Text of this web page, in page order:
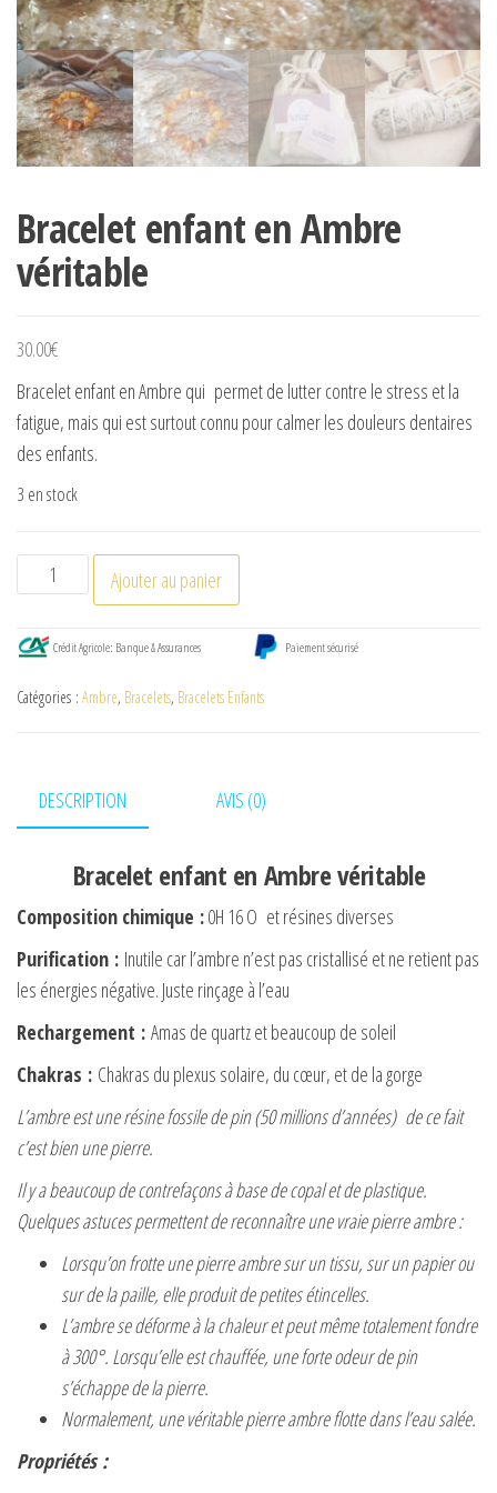
Bracelet enfant en Ambre
véritable
30.00€
Bracelet enfant en Ambre qui permet de lutter contre le stress et la
fatigue, mais qui est surtout connu pour calmer les douleurs dentaires
des enfants.
3 en stock
quantité
de
Bracelet
enfant
en
Ajouter au panier
Crédit Agricole: Banque & Assurances Paiement sécurisé
Catégories : Ambre, Bracelets, Bracelets Enfants
DESCRIPTION AVIS (0)
Bracelet enfant en Ambre véritable
Composition chimique :0H 16 O et résines diverses
Purification : Inutile car l’ambre n’est pas cristallisé et ne retient pas
les énergies négative. Juste rinçage à l’eau
Rechargement : Amas de quartz et beaucoup de soleil
Chakras : Chakras du plexus solaire, du cœur, et de la gorge
L’ambre est une résine fossile de pin (50 millions d’années) de ce fait
c’est bien une pierre.
Il y a beaucoup de contrefaçons à base de copal et de plastique.
Quelques astuces permettent de reconnaître une vraie pierre ambre :
Lorsqu’on frotte une pierre ambre sur un tissu, sur un papier ou
sur de la paille, elle produit de petites étincelles.
L’ambre se déforme à la chaleur et peut même totalement fondre
à 300°. Lorsqu’elle est chauffée, une forte odeur de pin
s’échappe de la pierre.
Normalement, une véritable pierre ambre flotte dans l’eau salée.
Propriétés :